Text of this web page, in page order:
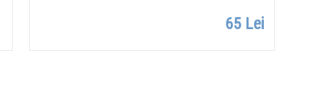
65 Lei